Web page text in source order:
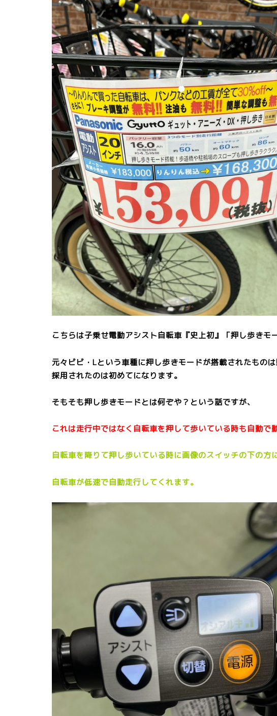
こちらは子乗せ電動アシスト自転車『史上初』「押し歩きモ
元々ビビ・Lという車種に押し歩きモードが搭載されたもの
採用されたのは初めてになります。
そもそも押し歩きモードとは何ぞや？という話ですが、
これは走行中ではなく自転車を押して歩いている時も自動で
自転車を降りて押し歩いている時に画像のスイッチの下の方
自転車が低速で自動走行してくれます。